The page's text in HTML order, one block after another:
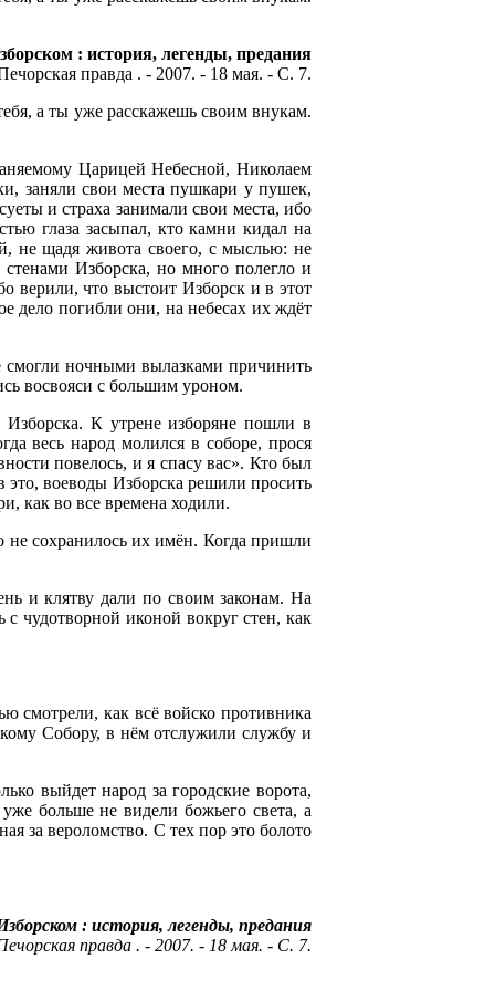
: история, легенды, предания
правда . - 2007. - 18 мая. - С. 7.
а ты уже расскажешь своим внукам.
Царицей Небесной, Николаем
заняли свои места пушкари у пушек,
и страха занимали свои места, ибо
глаза засыпал, кто камни кидал на
не щадя живота своего, с мыслью: не
Изборска, но много полегло и
верили, что выстоит Изборск и в этот
дело погибли они, на небесах их ждёт
смогли ночными вылазками причинить
восвояси с большим уроном.
К утрене изборяне пошли в
весь народ молился в соборе, прося
повелось, и я спасу вас». Кто был
воеводы Изборска решили просить
как во все времена ходили.
не сохранилось их имён. Когда пришли
и клятву дали по своим законам. На
с чудотворной иконой вокруг стен, как
смотрели, как всё войско противника
Собору, в нём отслужили службу и
выйдет народ за городские ворота,
больше не видели божьего света, а
за вероломство. С тех пор это болото
: история, легенды, предания
правда . - 2007. - 18 мая. - С. 7.